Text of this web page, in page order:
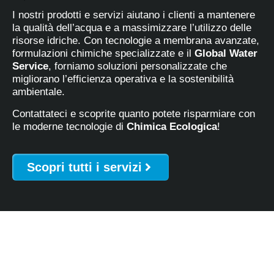
I nostri prodotti e servizi aiutano i clienti a mantenere
la qualità dell’acqua e a massimizzare l’utilizzo delle
risorse idriche. Con tecnologie a membrana avanzate,
formulazioni chimiche specializzate e il Global Water
Service, forniamo soluzioni personalizzate che
migliorano l’efficienza operativa e la sostenibilità
ambientale.
Contattateci e scoprite quanto potete risparmiare con
le moderne tecnologie di Chimica Ecologica!
Scopri tutti i servizi